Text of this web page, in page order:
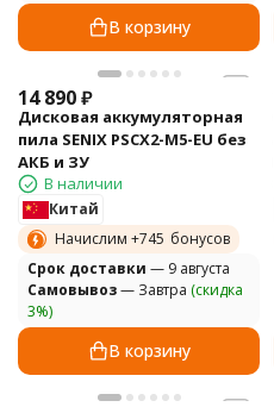
В корзину
14 890₽
Дисковая аккумуляторная
пила SENIX PSCX2-M5-EU без
АКБ и ЗУ
В наличии
Китай
Начислим +745 бонусов
Cрок доставки — 9 августа
Самовывоз— Завтра (скидка
3%)
В корзину